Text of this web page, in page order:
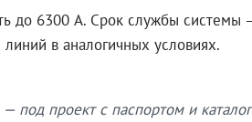
до 6300 А. Срок службы системы
в аналогичных условиях.
под проект с паспортом и